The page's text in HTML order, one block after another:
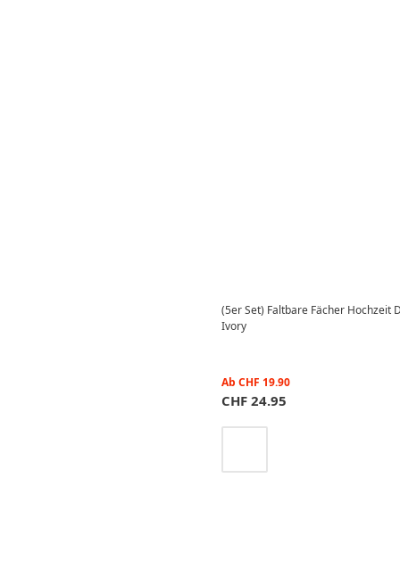
(5er Set) Faltbare Fächer Hochzeit
Ivory
Ab CHF 19.90
CHF 24.95